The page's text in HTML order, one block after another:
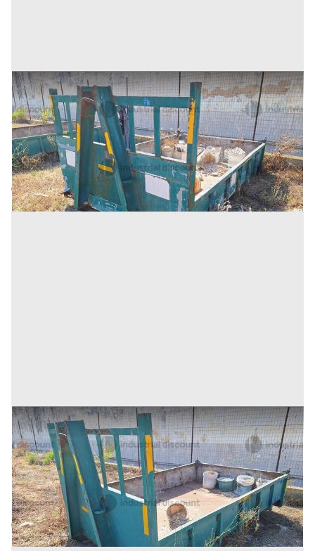
27#9242 Cassone scarrabile da 3mc
Inserito il: 19/11/2025
Trapani (Trapani)
Annuncio scaduto
Prezzo
375 €
Codice annuncio:2037078327
26#9242 Cassone scarrabile da 3mc
Inserito il: 19/11/2025
Trapani (Trapani)
Annuncio scaduto
Prezzo
375 €
Codice annuncio:552522496